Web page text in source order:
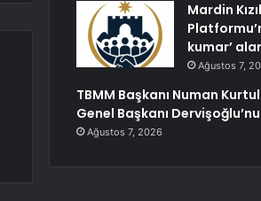
Mardin
kumar’
Ağustos 7,
TBMM Başkanı Numan
Genel Başkanı
Ağustos 7, 2026